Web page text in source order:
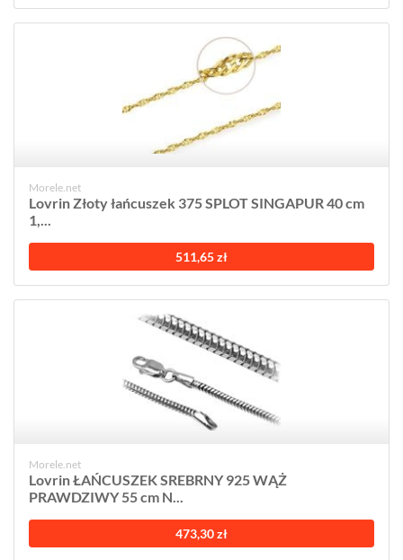
Morele.net
Lovrin Złoty łańcuszek 375 SPLOT SINGAPUR 40 cm
1,...
511,65 zł
Morele.net
Lovrin ŁAŃCUSZEK SREBRNY 925 WĄŻ
PRAWDZIWY 55 cm N...
473,30 zł